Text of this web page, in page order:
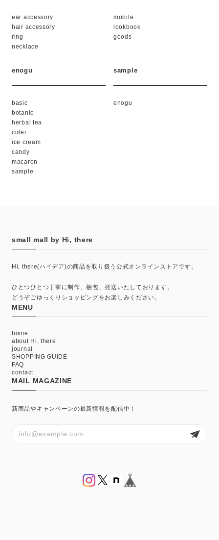
ear accessory
hair accessory
ring
necklace
mobile
lookbook
goods
enogu
basic
botanic
herbal tea
cider
ice cream
candy
macaron
sample
sample
enogu
small mall by Hi, there
Hi, there(ハイデア)の商品を取り扱う公式オンラインストアです。
ひとつひとつ丁寧に制作、梱包、発送いたしております。
どうぞごゆっくりショッピングをお楽しみください。
MENU
home
about Hi, there
journal
SHOPPING GUIDE
FAQ
contact
MAIL MAGAZINE
新商品やキャンペーンの最新情報を配信中！